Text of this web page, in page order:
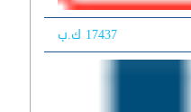
17437 ك.ب